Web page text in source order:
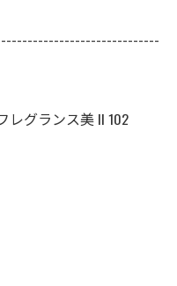
レグランス美 II 102